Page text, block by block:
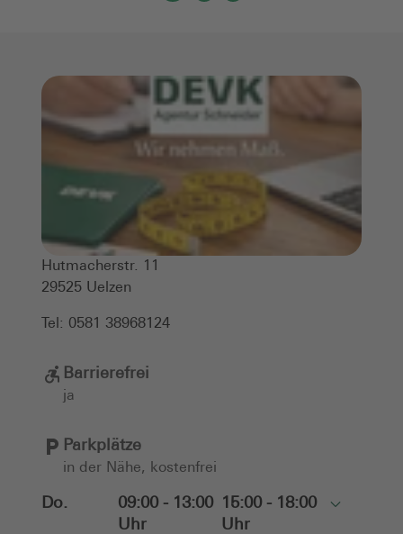
Hutmacherstr. 11
29525 Uelzen
Tel: 0581 38968124
Barrierefrei
ja
Parkplätze
in der Nähe, kostenfrei
Do.
09:00 - 13:00
Uhr
15:00 - 18:00
Uhr
Toggle